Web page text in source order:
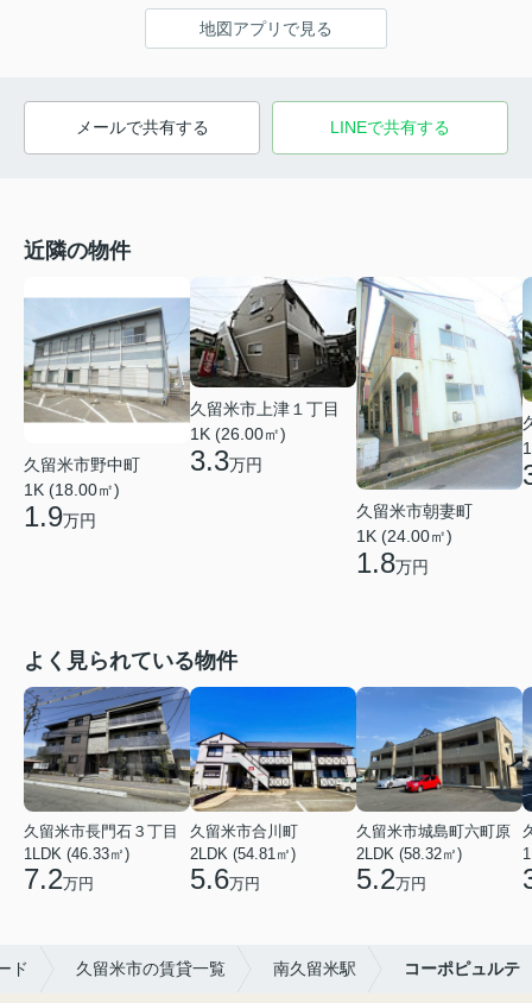
地図アプリで見る
メールで共有する LINEで共有する
近隣の物件
久留米市野中町
1K (18.00㎡)
1.9万円
久留米市上津１丁目
1K (26.00㎡)
3.3万円
久留米市朝妻町
1K (24.00㎡)
1.8万円
よく見られている物件
久留米市長門石３丁目
1LDK (46.33㎡)
7.2万円
久留米市合川町
2LDK (54.81㎡)
5.6万円
久留米市城島町六町原
2LDK (58.32㎡)
5.2万円
ド 久留米市の賃貸一覧 南久留米駅 コーポピュルテ